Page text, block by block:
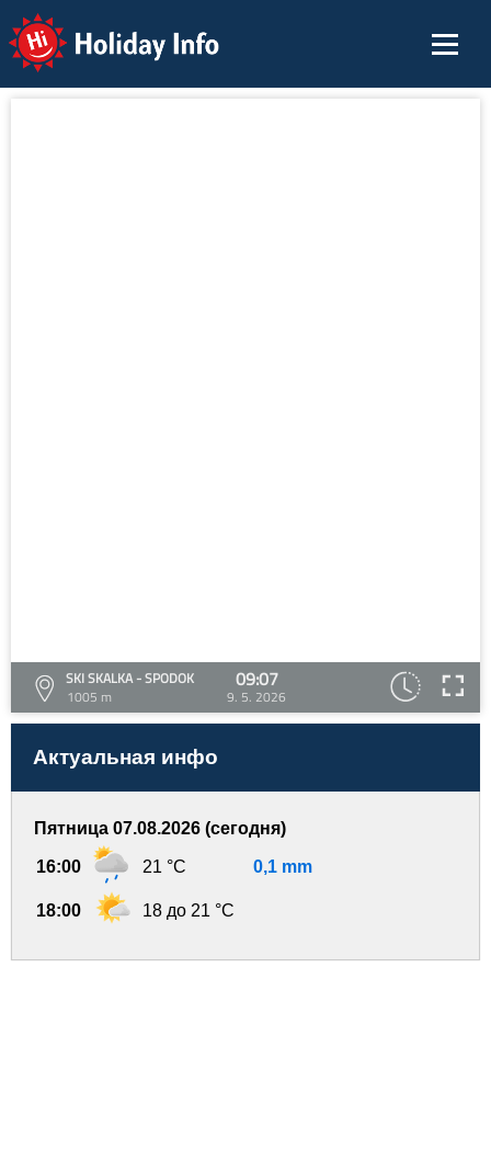
Holiday Info
SKI SKALKA - SPODOK
1005 m
09:07
9. 5. 2026
Актуальная инфо
Пятница 07.08.2026 (сегодня)
16:00 21 °C 0,1 mm
18:00 18 до 21 °C